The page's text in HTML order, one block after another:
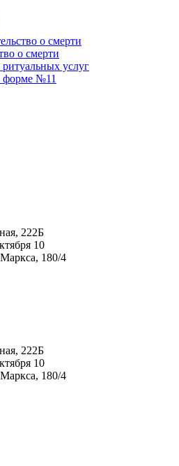
о смерти
о смерти
услуг
форме №11
222Б
10
180/4
222Б
10
180/4